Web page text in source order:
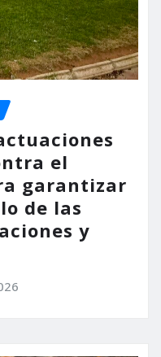
el
garantizar
de las
y